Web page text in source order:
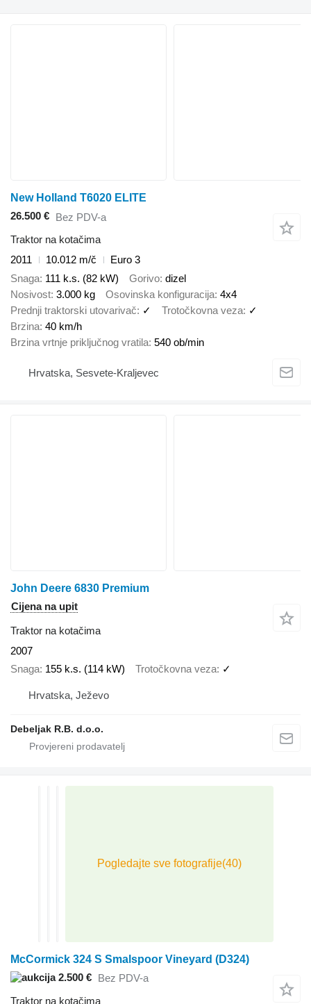
New Holland T6020 ELITE
26.500 € Bez PDV-a
Traktor na kotačima
2011
10.012 m/č
Euro 3
Snaga 111 k.s. (82 kW) Gorivo dizel
Nosivost 3.000 kg Osovinska konfiguracija 4x4
Prednji traktorski utovarivač
✓ Trotočkovna veza ✓
Brzina 40 km/h
Brzina vrtnje priključnog vratila 540 ob/min
Hrvatska, Sesvete-Kraljevec
John Deere 6830 Premium
Cijena na upit
Traktor na kotačima
2007
Snaga 155 k.s. (114 kW) Trotočkovna veza ✓
Hrvatska, Ježevo
Debeljak R.B. d.o.o.
McCormick 324 S Smalspoor Vineyard (D324)
2.500 €
Bez PDV-a
Traktor na kotačima